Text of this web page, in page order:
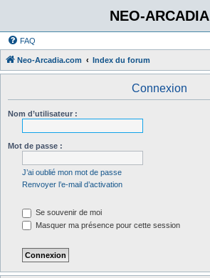
NEO-ARCADIA
FAQ
Neo-Arcadia.com Index du forum
Connexion
Nom d’utilisateur :
Mot de passe :
J’ai oublié mon mot de passe
Renvoyer l’e-mail d’activation
Se souvenir de moi
Masquer ma présence pour cette session